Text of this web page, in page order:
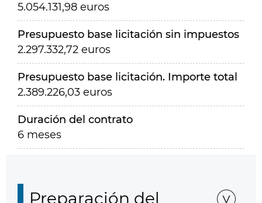
5.054.131,98 euros
Presupuesto base licitación sin impuestos
2.297.332,72 euros
Presupuesto base licitación. Importe total
2.389.226,03 euros
Duración del contrato
6 meses
Preparación del